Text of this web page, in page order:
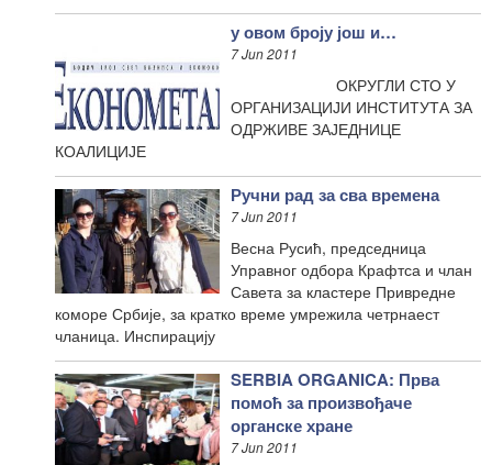
у овом броју још и…
7 Jun 2011
ОКРУГЛИ СТО У
ОРГАНИЗАЦИЈИ ИНСТИТУТА ЗА
ОДРЖИВЕ ЗАЈЕДНИЦЕ
КОАЛИЦИЈЕ
Ручни рад за сва времена
7 Jun 2011
Весна Русић, председница
Управног одбора Крафтса и члан
Савета за кластере Привредне
коморе Србије, за кратко време умрежила четрнаест
чланица. Инспирацију
SERBIA ORGANICA: Прва
помоћ за произвођаче
органске хране
7 Jun 2011